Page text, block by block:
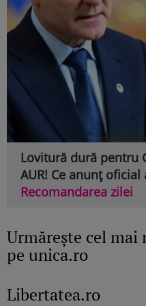
Lovitură dură pentru
AUR! Ce anunț
Recomandarea zilei
Urmăreşte cel mai
pe unica.ro
Libertatea.ro